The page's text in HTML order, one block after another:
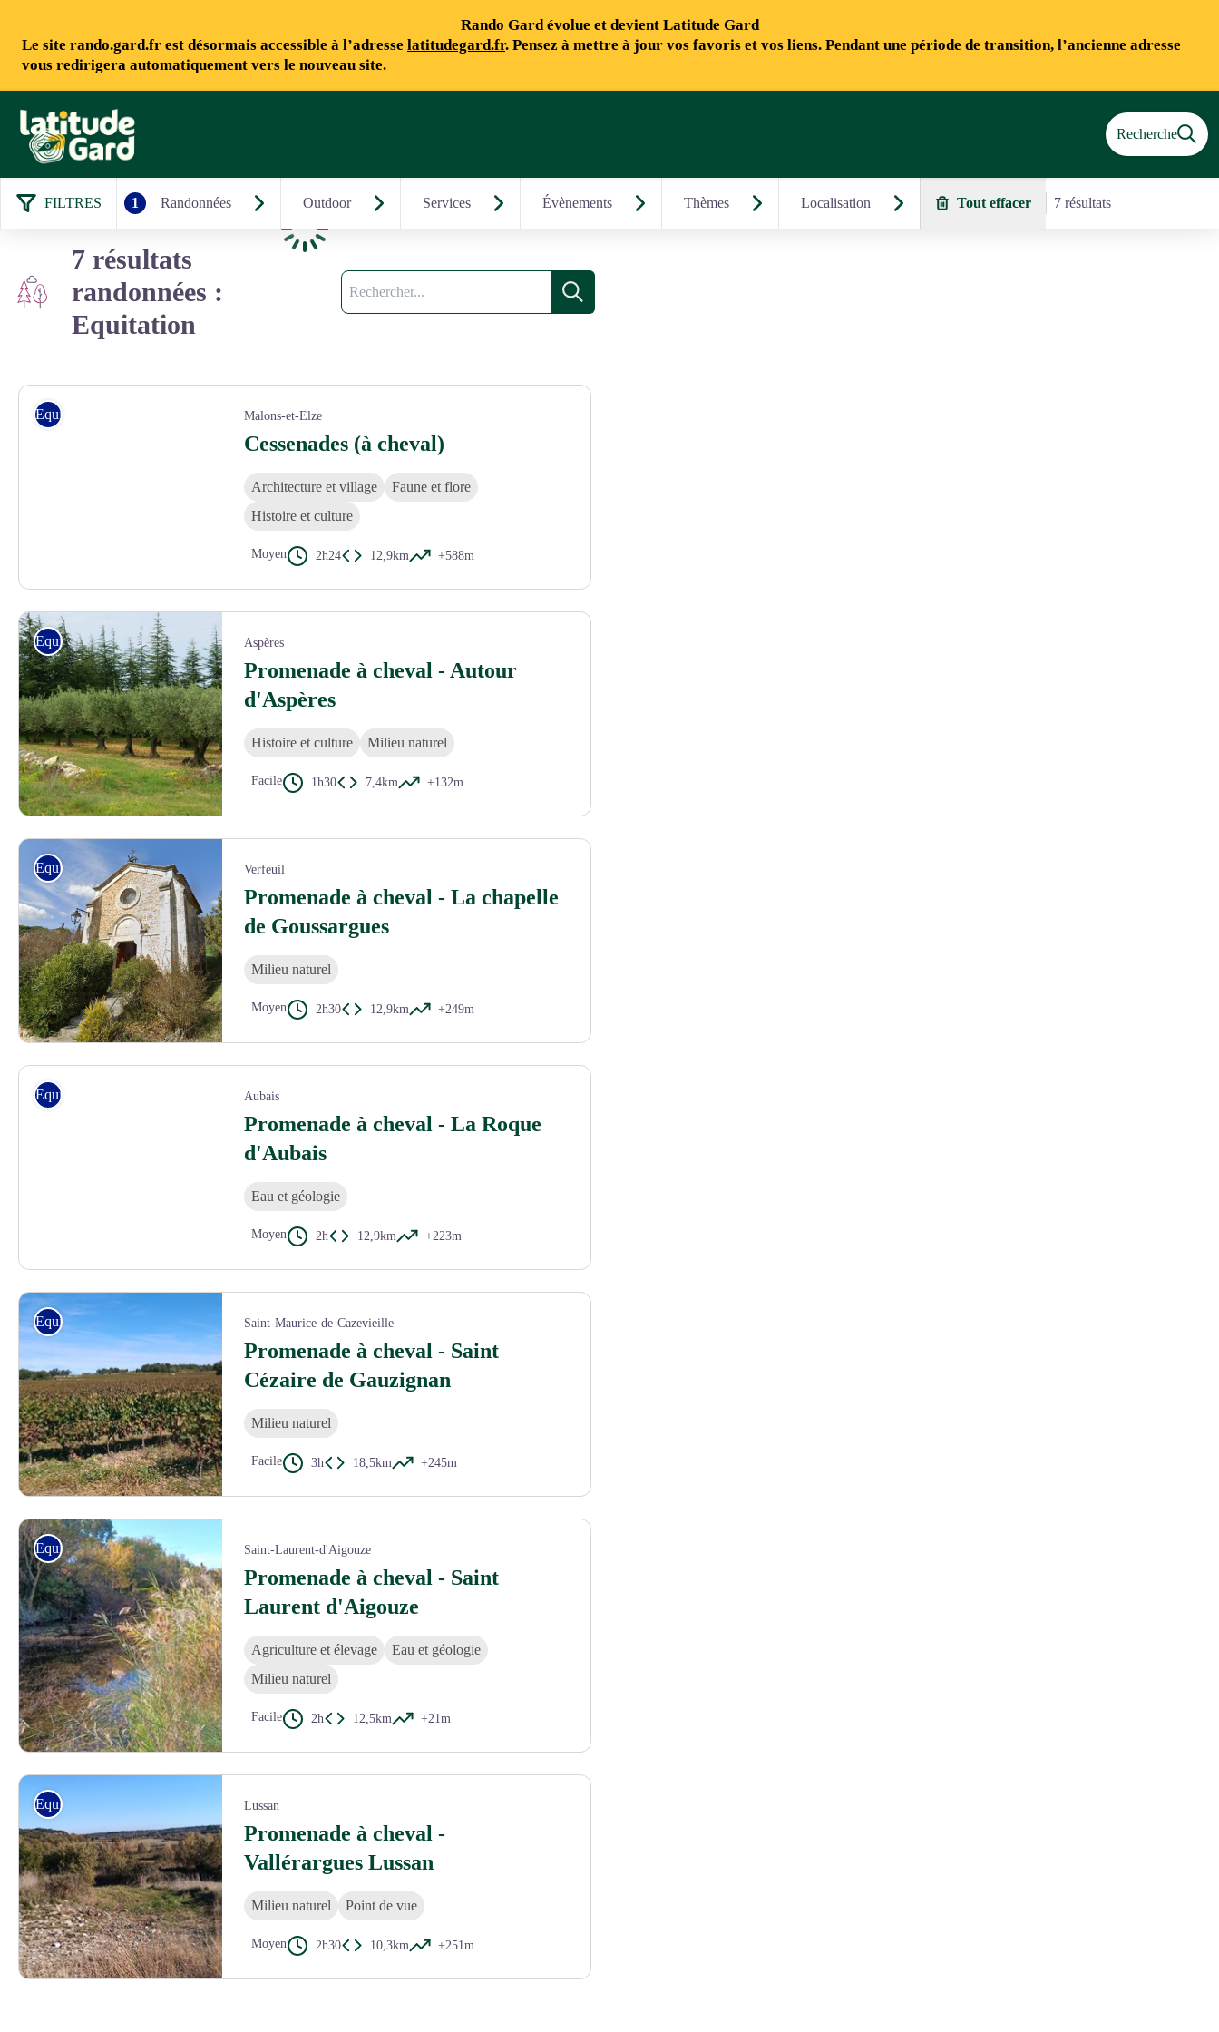
Rando Gard évolue et devient Latitude Gard
Le site rando.gard.fr est désormais accessible à l’adresse latitudegard.fr. Pensez à mettre à jour vos favoris et vos liens. Pendant une période de transition, l’ancienne adresse
vous redirigera automatiquement vers le nouveau site.
Rando Gard Recherche
FILTRES 1 Randonnées Outdoor Services Évènements Thèmes Localisation Tout effacer 7 résultats
7 résultats
randonnées :
Equitation
Recherche
Recherche
Equitation Malons-et-Elze
Cessenades (à cheval)
Architecture et village
Faune et flore
Histoire et culture
Moyen 2h24 12,9km +588m
Equitation Aspères
Promenade à cheval - Autour
d'Aspères
Histoire et culture Milieu naturel
Facile 1h30 7,4km +132m
Equitation Verfeuil
Promenade à cheval - La chapelle
de Goussargues
Milieu naturel
Moyen 2h30 12,9km +249m
Equitation Aubais
Promenade à cheval - La Roque
d'Aubais
Eau et géologie
Moyen 2h 12,9km +223m
Equitation Saint-Maurice-de-Cazevieille
Promenade à cheval - Saint
Cézaire de Gauzignan
Milieu naturel
Facile 3h 18,5km +245m
Equitation Saint-Laurent-d'Aigouze
Promenade à cheval - Saint
Laurent d'Aigouze
Agriculture et élevage
Eau et géologie
Milieu naturel
Facile 2h 12,5km +21m
Equitation Lussan
Promenade à cheval -
Vallérargues Lussan
Milieu naturel Point de vue
Moyen 2h30 10,3km +251m
Chargement